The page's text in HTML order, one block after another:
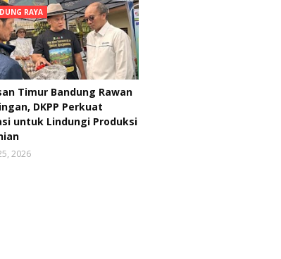
RAYA
Timur Bandung Rawan
DKPP Perkuat
untuk Lindungi Produksi
2026